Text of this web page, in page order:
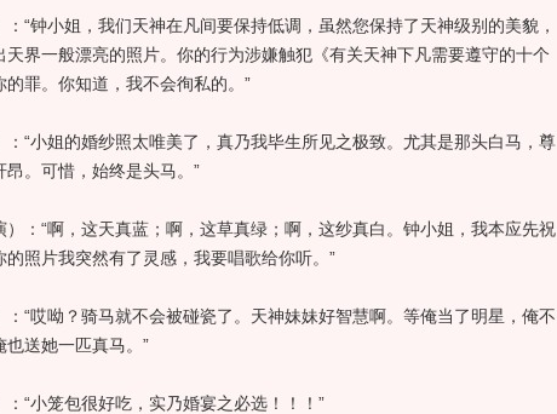
钟小姐，我们天神在凡间要保持低调，虽然您保持了天神级别的美貌，
界一般漂亮的照片。你的行为涉嫌触犯《有关天神下凡需要遵守的十个
罪。你知道，我不会徇私的。”
小姐的婚纱照太唯美了，真乃我毕生所见之极致。尤其是那头白马，尊
。可惜，始终是头马。”
“啊，这天真蓝；啊，这草真绿；啊，这纱真白。钟小姐，我本应先祝
照片我突然有了灵感，我要唱歌给你听。”
哎呦？骑马就不会被碰瓷了。天神妹妹好智慧啊。等俺当了明星，俺不
送她一匹真马。”
小笼包很好吃，实乃婚宴之必选！！！”